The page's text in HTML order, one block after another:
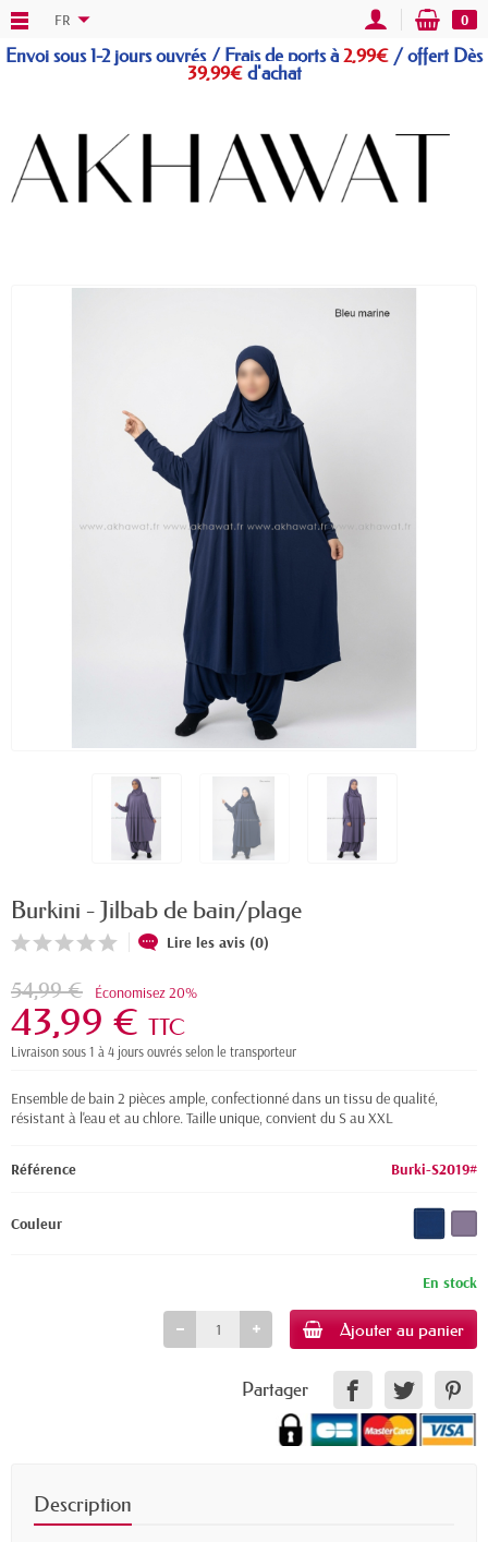
Envoi sous 1-2 jours ouvrés / Frais de ports à 2,99€ /offert Dès
39,99€d'achat
FR 0
Burkini - Jilbab de bain/plage
Lire les avis (0)
54,99 € Économisez 20%
43,99 € TTC
Livraison sous 1 à 4 jours ouvrés selon le transporteur
Ensemble de bain 2 pièces ample, confectionné dans un tissu de qualité,
résistant à l'eau et au chlore. Taille unique, convient du S au XXL
Référence Burki-S2019#
Couleur
En stock
Ajouter au panier
Partager
Description